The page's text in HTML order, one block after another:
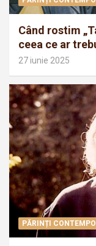
Când rostim
ceea ce ar
27 iunie 2025
PĂRINȚI